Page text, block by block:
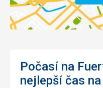
Počasí na
nejlepší čas